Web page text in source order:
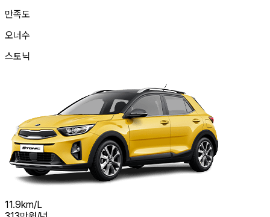
만족도
오너수
스토닉
11.9km/L